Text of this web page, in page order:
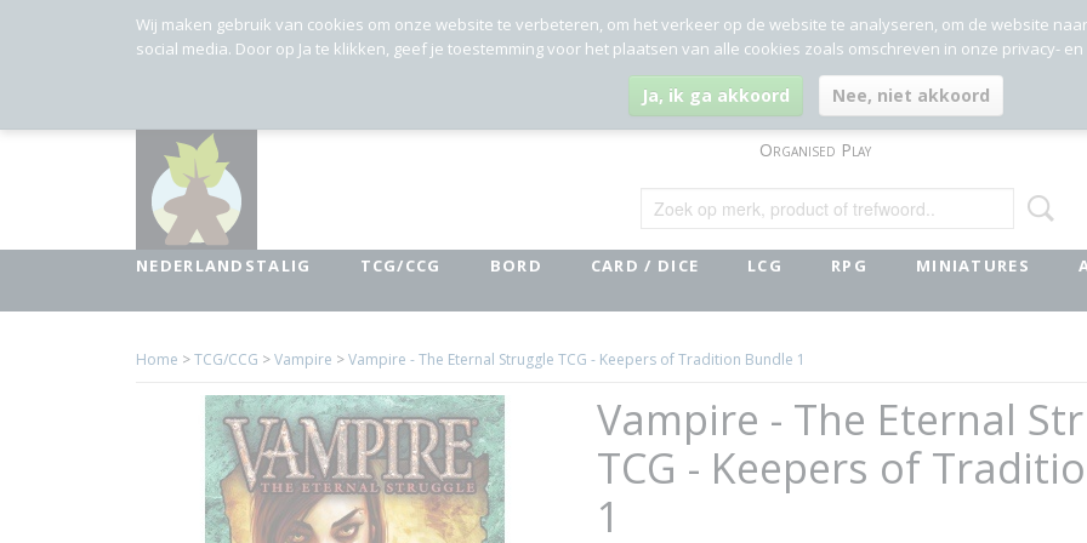
Organised Play
NEDERLANDSTALIG TCG/CCG BORD CARD / DICE LCG RPG MINIATURES
Home >TCG/CCG >Vampire >Vampire - The Eternal Struggle TCG - Keepers of Tradition Bundle 1
Vampire - The Eternal
TCG - Keepers of
1
Wij maken gebruik van cookies om onze website te verbeteren, om het verkeer op de website te analyseren, om de website
social media. Door op Ja te klikken, geef je toestemming voor het plaatsen van alle cookies zoals omschreven in onze privacy-
Ja, ik ga akkoord Nee, niet akkoord